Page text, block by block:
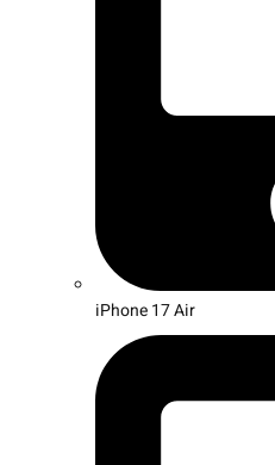
iPhone 17 Air